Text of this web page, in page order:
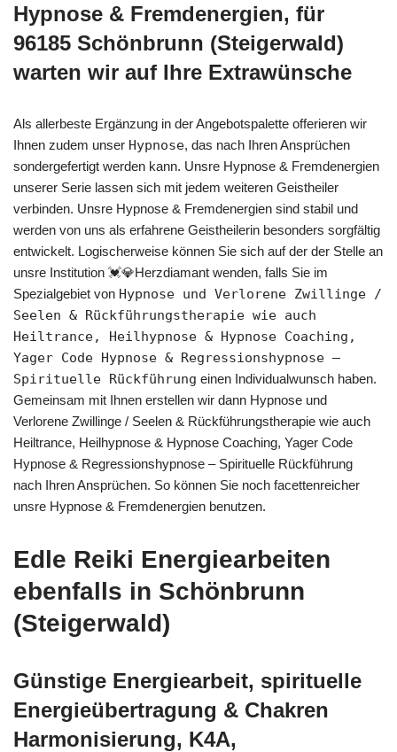
Hypnose & Fremdenergien, für
96185 Schönbrunn (Steigerwald)
warten wir auf Ihre Extrawünsche
Als allerbeste Ergänzung in der Angebotspalette offerieren wir
Ihnen zudem unser Hypnose, das nach Ihren Ansprüchen
sondergefertigt werden kann. Unsre Hypnose & Fremdenergien
unserer Serie lassen sich mit jedem weiteren Geistheiler
verbinden. Unsre Hypnose & Fremdenergien sind stabil und
werden von uns als erfahrene Geistheilerin besonders sorgfältig
entwickelt. Logischerweise können Sie sich auf der der Stelle an
unsre Institution 💓️💎Herzdiamant wenden, falls Sie im
Spezialgebiet von Hypnose und Verlorene Zwillinge /
Seelen & Rückführungstherapie wie auch
Heiltrance, Heilhypnose & Hypnose Coaching,
Yager Code Hypnose & Regressionshypnose –
Spirituelle Rückführung einen Individualwunsch haben.
Gemeinsam mit Ihnen erstellen wir dann Hypnose und
Verlorene Zwillinge / Seelen & Rückführungstherapie wie auch
Heiltrance, Heilhypnose & Hypnose Coaching, Yager Code
Hypnose & Regressionshypnose – Spirituelle Rückführung
nach Ihren Ansprüchen. So können Sie noch facettenreicher
unsre Hypnose & Fremdenergien benutzen.
Edle Reiki Energiearbeiten
ebenfalls in Schönbrunn
(Steigerwald)
Günstige Energiearbeit, spirituelle
Energieübertragung & Chakren
Harmonisierung, K4A,